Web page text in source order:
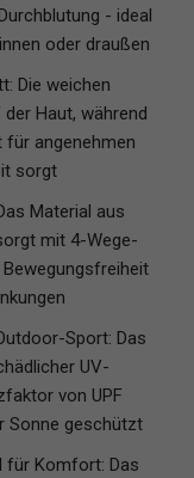
- ideal
oder draußen
Die weichen
Haut, während
für angenehmen
sorgt
Material aus
mit 4-Wege-
Sport: Das
UV-
von UPF
Sonne geschützt
für Komfort: Das